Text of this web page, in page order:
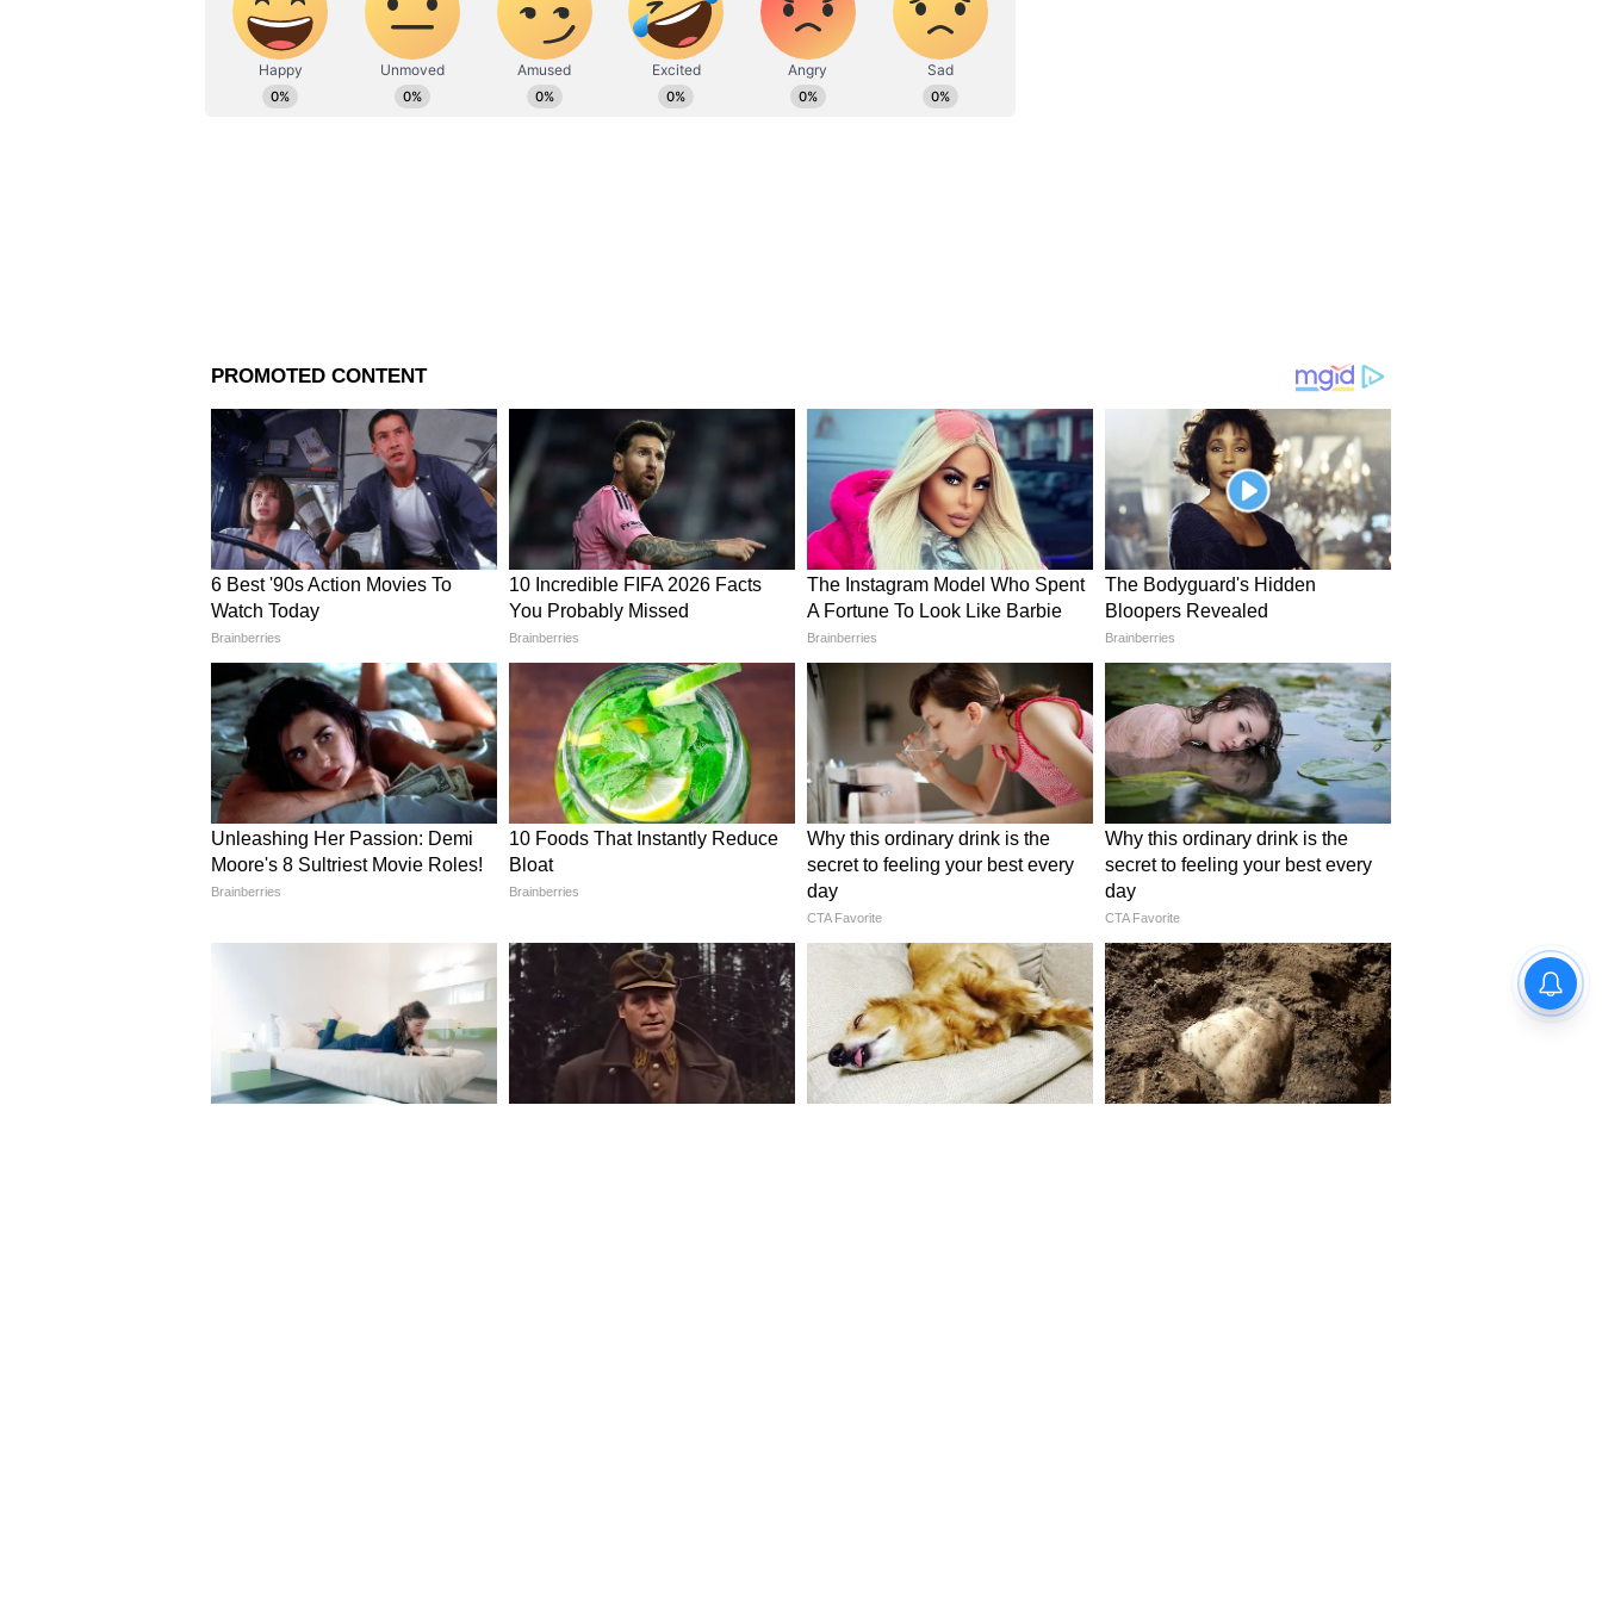
ক্ষমতার ক্ষুধা আছে। আপনি আপনার রাজনৈতিক ভবিষ্যত নিয়ে চিন্তিত, তরুণদের ভবিষ্যত
প্রধানমন্ত্রী মোদী ব্যঙ্গাত্মকভাবে বলেছেন, 'মজা দেখুন, এর ফিল্ডিং বিরোধীরা সংগঠিত
করেছিল কিন্তু এখান থেকে বিজেপি চার ও ছক্কা মেরেছিল। সেঞ্চুরি হচ্ছে এখান থেকে আর
ওখান থেকে নো বল হচ্ছে। রেডি হয়ে আসেন না কেন? আপনাদের পাঁচ বছর দিলাম, তবুও
আপনারা পারলেন না। এরকম অবস্থা কেন?